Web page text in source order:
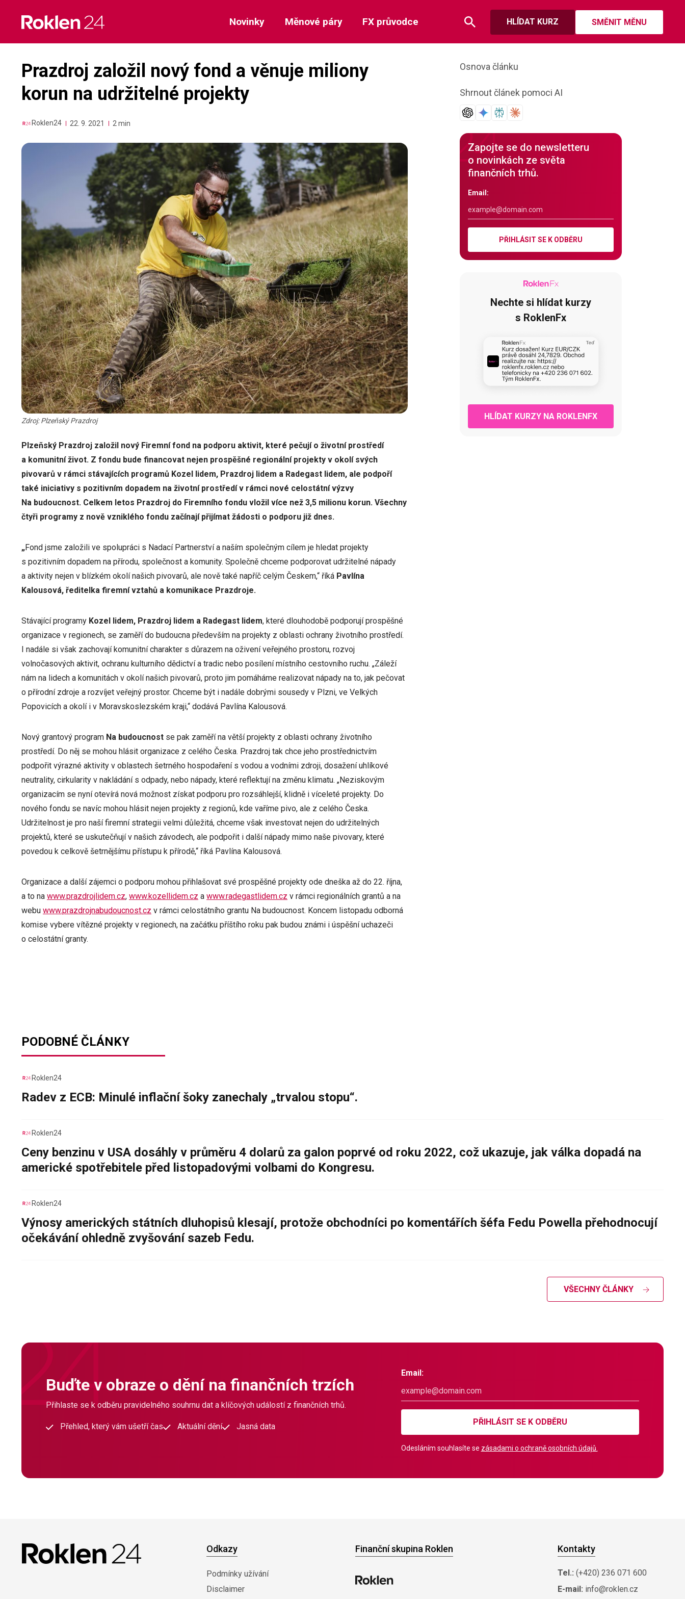
content
HLÍDAT KURZ SMĚNIT MĚNU
Novinky Měnové páry FX průvodce
Prazdroj založil nový fond a věnuje miliony
korun na udržitelné projekty
Roklen24 22. 9. 2021 2 min
Zdroj: Plzeňský Prazdroj
Plzeňský Prazdroj založil nový Firemní fond na podporu aktivit, které pečují o životní prostředí
a komunitní život. Z fondu bude financovat nejen prospěšné regionální projekty v okolí svých
pivovarů v rámci stávajících programů Kozel lidem, Prazdroj lidem a Radegast lidem, ale podpoří
také iniciativy s pozitivním dopadem na životní prostředí v rámci nové celostátní výzvy
Na budoucnost. Celkem letos Prazdroj do Firemního fondu vložil více než 3,5 milionu korun. Všechny
čtyři programy z nově vzniklého fondu začínají přijímat žádosti o podporu již dnes.
„Fond jsme založili ve spolupráci s Nadací Partnerství a naším společným cílem je hledat projekty
s pozitivním dopadem na přírodu, společnost a komunity. Společně chceme podporovat udržitelné nápady
a aktivity nejen v blízkém okolí našich pivovarů, ale nově také napříč celým Českem,“ říká Pavlína
Kalousová, ředitelka firemní vztahů a komunikace Prazdroje.
Stávající programy Kozel lidem, Prazdroj lidem a Radegast lidem, které dlouhodobě podporují prospěšné
organizace v regionech, se zaměří do budoucna především na projekty z oblasti ochrany životního prostředí.
I nadále si však zachovají komunitní charakter s důrazem na oživení veřejného prostoru, rozvoj
volnočasových aktivit, ochranu kulturního dědictví a tradic nebo posílení místního cestovního ruchu. „Záleží
nám na lidech a komunitách v okolí našich pivovarů, proto jim pomáháme realizovat nápady na to, jak pečovat
o přírodní zdroje a rozvíjet veřejný prostor. Chceme být i nadále dobrými sousedy v Plzni, ve Velkých
Popovicích a okolí i v Moravskoslezském kraji,“ dodává Pavlína Kalousová.
Nový grantový program Na budoucnost se pak zaměří na větší projekty z oblasti ochrany životního
prostředí. Do něj se mohou hlásit organizace z celého Česka. Prazdroj tak chce jeho prostřednictvím
podpořit výrazné aktivity v oblastech šetrného hospodaření s vodou a vodními zdroji, dosažení uhlíkové
neutrality, cirkularity v nakládání s odpady, nebo nápady, které reflektují na změnu klimatu. „Neziskovým
organizacím se nyní otevírá nová možnost získat podporu pro rozsáhlejší, klidně i víceleté projekty. Do
nového fondu se navíc mohou hlásit nejen projekty z regionů, kde vaříme pivo, ale z celého Česka.
Udržitelnost je pro naší firemní strategii velmi důležitá, chceme však investovat nejen do udržitelných
projektů, které se uskutečňují v našich závodech, ale podpořit i další nápady mimo naše pivovary, které
povedou k celkově šetrnějšímu přístupu k přírodě,“ říká Pavlína Kalousová.
Organizace a další zájemci o podporu mohou přihlašovat své prospěšné projekty ode dneška až do 22. října,
a to na www.prazdrojlidem.cz, www.kozellidem.cz a www.radegastlidem.cz v rámci regionálních grantů a na
webu www.prazdrojnabudoucnost.cz v rámci celostátního grantu Na budoucnost. Koncem listopadu odborná
komise vybere vítězné projekty v regionech, na začátku příštího roku pak budou známi i úspěšní uchazeči
o celostátní granty.
Osnova článku
Shrnout článek pomoci AI
Zapojte se do newsletteru
o novinkách ze světa
finančních trhů.
Email:
PŘIHLÁSIT SE K ODBĚRU
Nechte si hlídat kurzy
s RoklenFx
HLÍDAT KURZY NA ROKLENFX
PODOBNÉ ČLÁNKY
Roklen24
Radev z ECB: Minulé inflační šoky zanechaly „trvalou stopu“.
Roklen24
Ceny benzinu v USA dosáhly v průměru 4 dolarů za galon poprvé od roku 2022, což ukazuje, jak válka dopadá na
americké spotřebitele před listopadovými volbami do Kongresu.
Roklen24
Výnosy amerických státních dluhopisů klesají, protože obchodníci po komentářích šéfa Fedu Powella přehodnocují
očekávání ohledně zvyšování sazeb Fedu.
VŠECHNY ČLÁNKY
Buďte v obraze o dění na finančních trzích
Přihlaste se k odběru pravidelného souhrnu dat a klíčových událostí z finančních trhů.
Přehled, který vám ušetří čas Aktuální dění Jasná data
Email:
PŘIHLÁSIT SE K ODBĚRU
Odesláním souhlasíte se zásadami o ochraně osobních údajů.
Odkazy
Podmínky užívání
Disclaimer
Finanční skupina Roklen Kontakty
Tel.: (+420) 236 071 600
E-mail: info@roklen.cz